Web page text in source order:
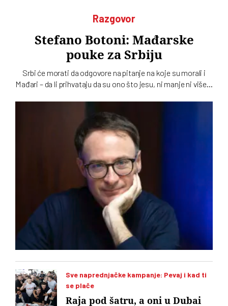
Razgovor
Stefano Botoni: Mađarske
pouke za Srbiju
Srbi će morati da odgovore na pitanje na koje su morali i
Mađari – da li prihvataju da su ono što jesu, ni manje ni više…
Mađarskoj
Sve naprednjačke kampanje: Pevaj i kad ti
se plače
Raja pod šatru, a oni u Dubai